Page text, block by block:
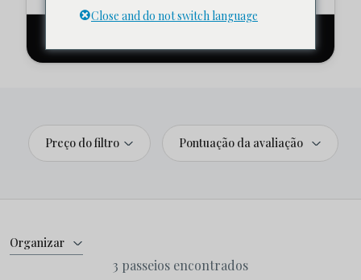
Preço do filtro Pontuação da avaliação
Organizar
3 passeios encontrados
Close and do not switch language